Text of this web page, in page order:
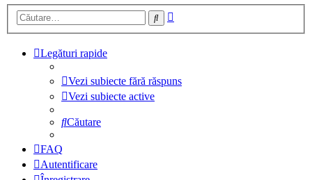
Căutare
Legături rapide
Vezi subiecte fără răspuns
Vezi subiecte active
Căutare
FAQ
Autentificare